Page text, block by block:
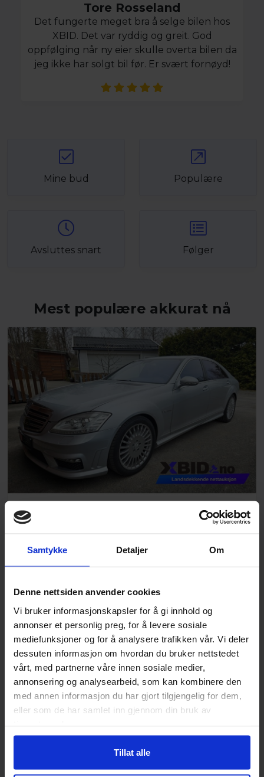
Samtykke Detaljer Om
Denne nettsiden anvender cookies
Vi bruker informasjonskapsler for å gi innhold og
annonser et personlig preg, for å levere sosiale
mediefunksjoner og for å analysere trafikken vår. Vi deler
dessuten informasjon om hvordan du bruker nettstedet
vårt, med partnerne våre innen sosiale medier,
annonsering og analysearbeid, som kan kombinere den
med annen informasjon du har gjort tilgjengelig for dem,
eller som de har samlet inn gjennom din bruk av
Tillat alle
Tore Rosseland
Det fungerte meget bra å selge bilen hos
XBID. Det var ryddig og greit. God
oppfølging når ny eier skulle overta bilen da
jeg ikke har solgt bil før. Er svært fornøyd!
Mine bud Populære
Avsluttes snart Følger
Mest populære akkurat nå
2006 Mercedes-Benz S-Klasse, S600 V12 Biturbo Premium Direktørbil, 224000km
kr47 000
Nylig solgt